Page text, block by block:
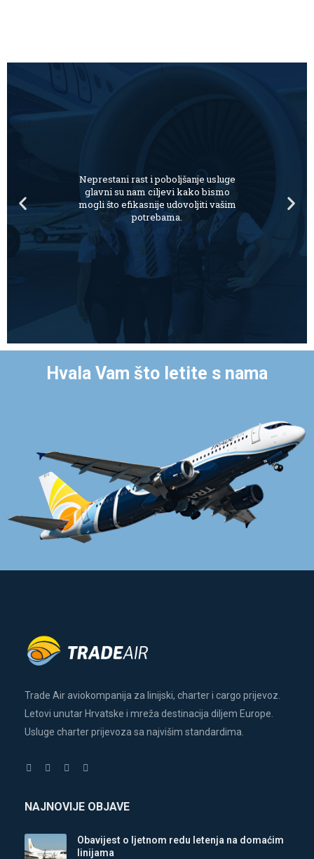
Neprestani rast i poboljšanje usluge
glavni su nam ciljevi kako bismo
mogli što efikasnije udovoljiti vašim
potrebama.
Hvala Vam što letite s nama
Trade Air aviokompanija za linijski, charter i cargo prijevoz.
Letovi unutar Hrvatske i mreža destinacija diljem Europe.
Usluge charter prijevoza sa najvišim standardima.
NAJNOVIJE OBJAVE
Obavijest o ljetnom redu letenja na domaćim
linijama